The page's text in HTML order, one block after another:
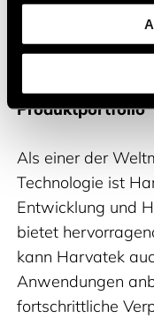
ständiger
zu einem der
Lieferanten
Produktportfolio
Als einer der
Technologie ist
Entwicklung und
bietet
kann Harvatek
Anwendungen
fortschrittliche